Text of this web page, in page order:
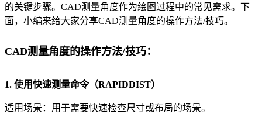
的关键步骤。CAD测量角度作为绘图过程中的常见需求。下
面，小编来给大家分享CAD测量角度的操作方法/技巧。
CAD测量角度的操作方法/技巧：
1. 使用快速测量命令（RAPIDDIST）
适用场景：用于需要快速检查尺寸或布局的场景。